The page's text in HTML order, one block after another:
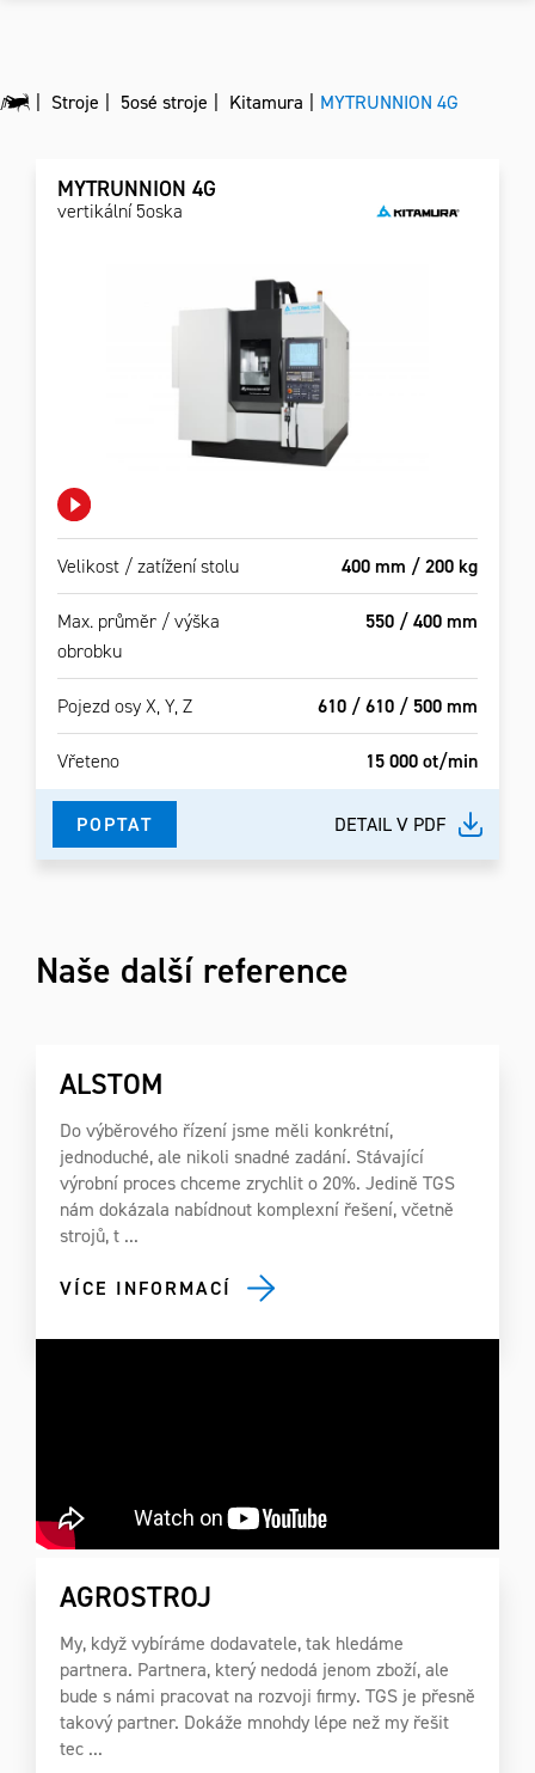
Stroje 5osé stroje Kitamura MYTRUNNION 4G
MYTRUNNION 4G
vertikální 5oska
Velikost / zatížení stolu 400 mm / 200 kg
Max. průměr / výška
obrobku
550 / 400 mm
Pojezd osy X, Y, Z 610 / 610 / 500 mm
Vřeteno 15 000 ot/min
POPTAT DETAIL V PDF
Naše další reference
ALSTOM
Do výběrového řízení jsme měli konkrétní,
jednoduché, ale nikoli snadné zadání. Stávající
výrobní proces chceme zrychlit o 20%. Jedině TGS
nám dokázala nabídnout komplexní řešení, včetně
strojů, t ...
VÍCE INFORMACÍ
AGROSTROJ
My, když vybíráme dodavatele, tak hledáme
partnera. Partnera, který nedodá jenom zboží, ale
bude s námi pracovat na rozvoji firmy. TGS je přesně
takový partner. Dokáže mnohdy lépe než my řešit
tec ...